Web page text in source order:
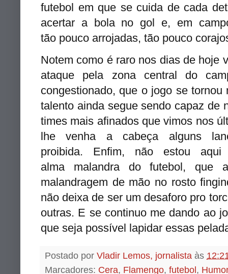
futebol em que se cuida de cada
acertar a bola no gol e, em
tão pouco arrojadas, tão pouco
Notem como é raro nos dias de hoje
ataque pela zona central do
congestionado, que o jogo se
talento ainda segue sendo capaz de
times mais afinados que vimos nos
lhe venha a cabeça alguns
proibida. Enfim, não estou
alma malandra do futebol,
malandragem de mão no rosto
não deixa de ser um desaforo pro
outras. E se continuo me dando ao
que seja possível lapidar essas
Postado por Vladir Lemos, jornalista às
Marcadores: Cera, Flamengo, futebol, Humor